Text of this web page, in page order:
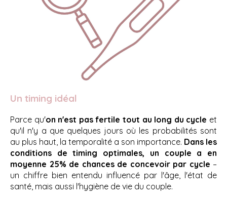
Un timing idéal
Parce qu'on n'est pas fertile tout au long du cycle et
qu'il n'y a que quelques jours où les probabilités sont
au plus haut, la temporalité a son importance. Dans les
conditions de timing optimales, un couple a en
moyenne 25% de chances de concevoir par cycle –
un chiffre bien entendu influencé par l'âge, l'état de
santé, mais aussi l'hygiène de vie du couple.